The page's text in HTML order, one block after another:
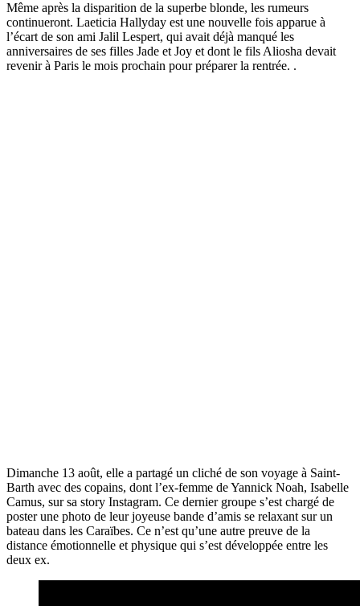
Même après la disparition de la superbe blonde, les rumeurs
continueront. Laeticia Hallyday est une nouvelle fois apparue à
l’écart de son ami Jalil Lespert, qui avait déjà manqué les
anniversaires de ses filles Jade et Joy et dont le fils Aliosha devait
revenir à Paris le mois prochain pour préparer la rentrée. .
Dimanche 13 août, elle a partagé un cliché de son voyage à Saint-
Barth avec des copains, dont l’ex-femme de Yannick Noah, Isabelle
Camus, sur sa story Instagram. Ce dernier groupe s’est chargé de
poster une photo de leur joyeuse bande d’amis se relaxant sur un
bateau dans les Caraïbes. Ce n’est qu’une autre preuve de la
distance émotionnelle et physique qui s’est développée entre les
deux ex.